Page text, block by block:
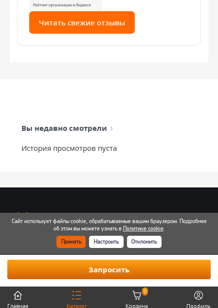
Запросить
Главная Каталог
0
Корзина
Профиль
Читать свежие отзывы
Вы недавно смотрели
История просмотров пуста
info@mixtcar.ru
Почта для связи
Все контакты
Сайт использует файлы cookie, обрабатываемые вашим браузером. Подробнее
об этом вы можете узнать в Политике cookie.
Принять
Настроить Отклонить